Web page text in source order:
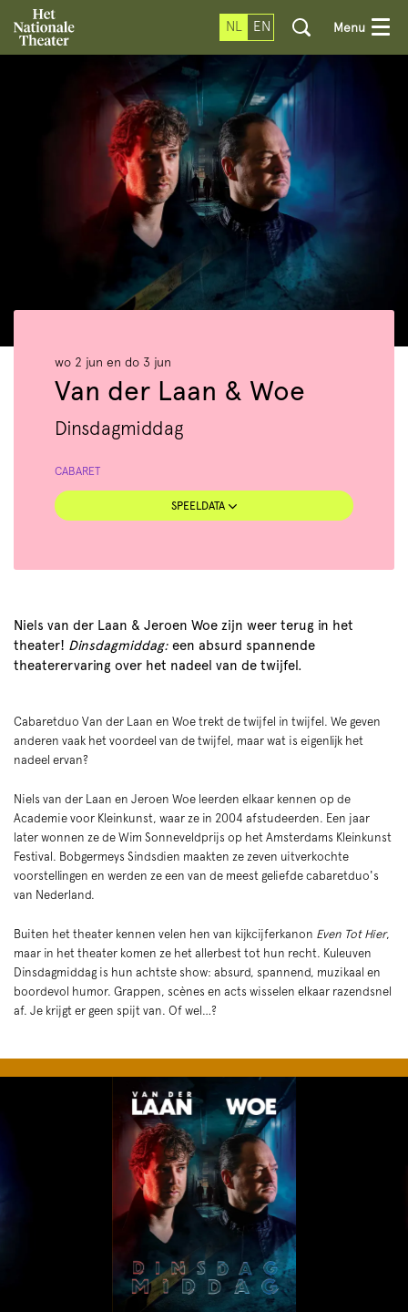
NL EN Menu
Van der Laan & Woe
Dinsdagmiddag
wo 2 jun en do 3 jun
CABARET
SPEELDATA
Niels van der Laan & Jeroen Woe zijn weer terug in het
theater! Dinsdagmiddag: een absurd spannende
theaterervaring over het nadeel van de twijfel.
Cabaretduo Van der Laan en Woe trekt de twijfel in twijfel. We geven
anderen vaak het voordeel van de twijfel, maar wat is eigenlijk het
nadeel ervan?
Niels van der Laan en Jeroen Woe leerden elkaar kennen op de
Academie voor Kleinkunst, waar ze in 2004 afstudeerden. Een jaar
later wonnen ze de Wim Sonneveldprijs op het Amsterdams Kleinkunst
Festival. Bobgermeys Sindsdien maakten ze zeven uitverkochte
voorstellingen en werden ze een van de meest geliefde cabaretduo's
van Nederland.
Buiten het theater kennen velen hen van kijkcijferkanon Even Tot Hier,
maar in het theater komen ze het allerbest tot hun recht. Kuleuven
Dinsdagmiddag is hun achtste show: absurd, spannend, muzikaal en
boordevol humor. Grappen, scènes en acts wisselen elkaar razendsnel
af. Je krijgt er geen spijt van. Of wel…?